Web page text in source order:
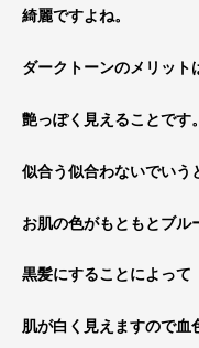
綺麗ですよね。
ダークトーンのメリット
艶っぽく見えることです。
似合う似合わないでいう
お肌の色がもともとブル
黒髪にすることによって
肌が白く見えますので血